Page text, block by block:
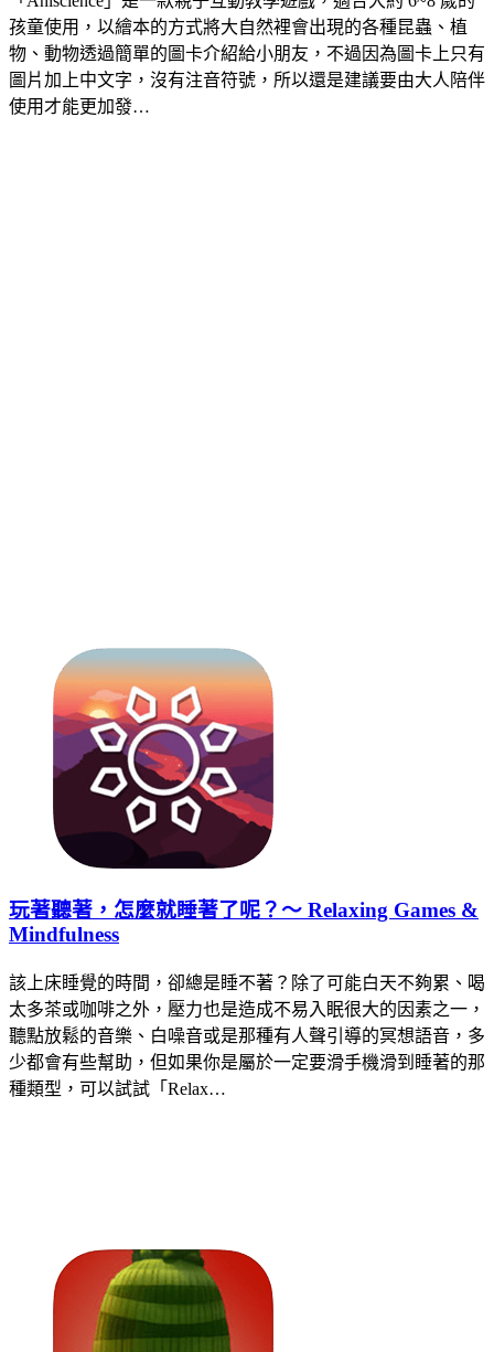
孩童使用，以繪本的方式將大自然裡會出現的各種昆蟲、植
物、動物透過簡單的圖卡介紹給小朋友，不過因為圖卡上只有
圖片加上中文字，沒有注音符號，所以還是建議要由大人陪伴
使用才能更加發…
玩著聽著，怎麼就睡著了呢？～ Relaxing Games &
Mindfulness
該上床睡覺的時間，卻總是睡不著？除了可能白天不夠累、喝
太多茶或咖啡之外，壓力也是造成不易入眠很大的因素之一，
聽點放鬆的音樂、白噪音或是那種有人聲引導的冥想語音，多
少都會有些幫助，但如果你是屬於一定要滑手機滑到睡著的那
種類型，可以試試「Relax…